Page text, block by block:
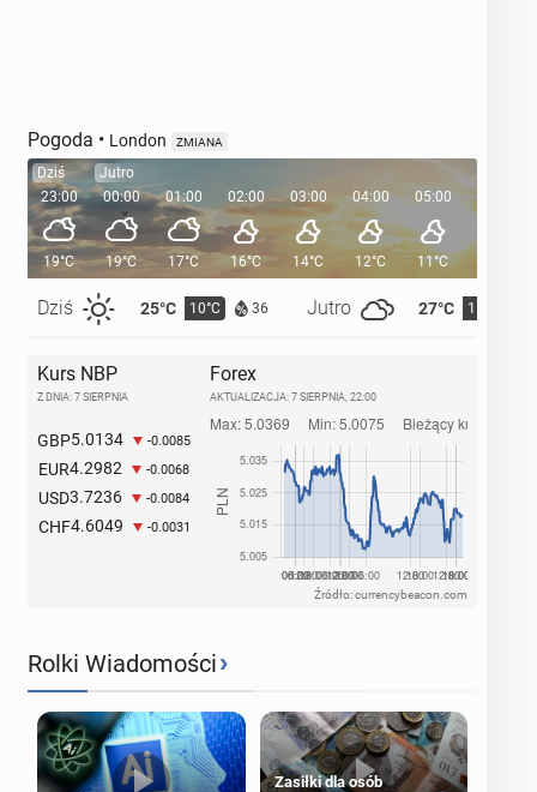
Pogoda • London ZMIANA
Dziś
23:00
19°C
Dziś 25°C 10°C 36 Jutro 27°C 11°C
Jutro
00:00
19°C
01:00
17°C
02:00
16°C
03:00
14°C
04:00
12°C
05:00
11°C
Kurs NBP
Z DNIA: 7 SIERPNIA
GBP5.0134 -0.0085
EUR4.2982 -0.0068
USD3.7236 -0.0084
CHF4.6049 -0.0031
Forex
AKTUALIZACJA: 7 SIERPNIA, 22:00
Źródło: currencybeacon.com
Rolki Wiadomości›
Zasiłki dla osób